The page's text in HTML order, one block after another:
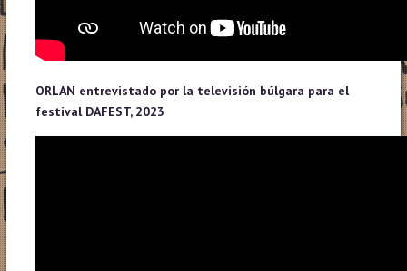
ORLAN entrevistado por la televisión búlgara para el
festival DAFEST, 2023